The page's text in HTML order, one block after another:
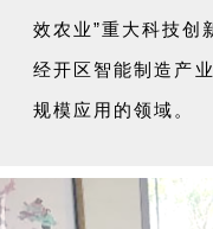
效农业”重大科技创
经开区智能制造产
规模应用的领域。